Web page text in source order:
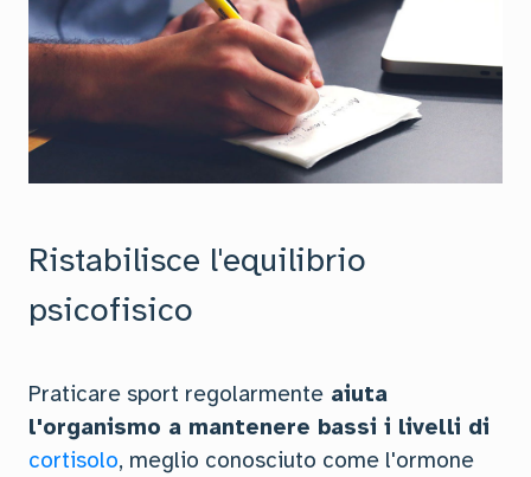
Ristabilisce l'equilibrio
psicofisico
Praticare sport regolarmente aiuta
l'organismo a mantenere bassi i livelli di
cortisolo, meglio conosciuto come l'ormone